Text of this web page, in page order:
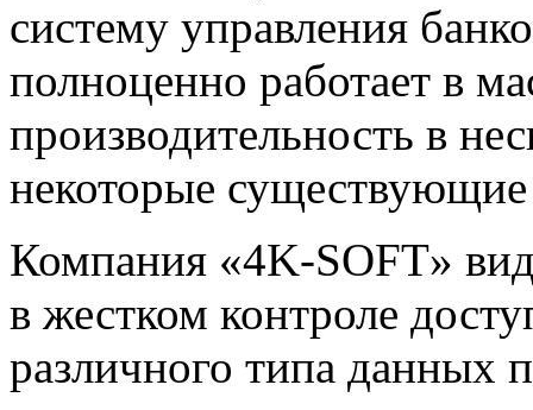
систему управления
полноценно работает в
производительность в
некоторые существующие
Компания «4K-SOFT»
в жестком контроле
различного типа данных